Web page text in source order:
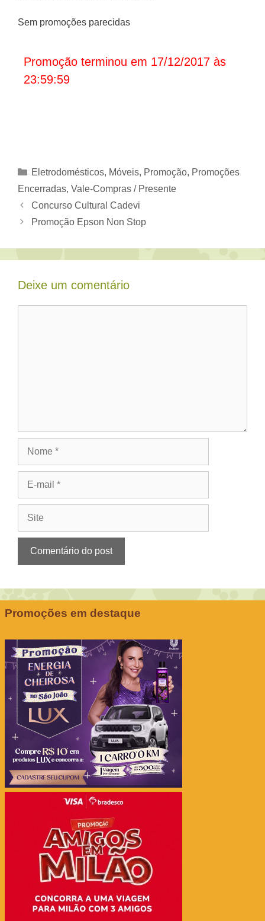
Sem promoções parecidas
Promoção terminou em 17/12/2017 às
23:59:59
Categorias
Eletrodomésticos, Móveis, Promoção, Promoções
Encerradas, Vale-Compras / Presente
Concurso Cultural Cadevi
Promoção Epson Non Stop
Deixe um comentário
Promoções em destaque